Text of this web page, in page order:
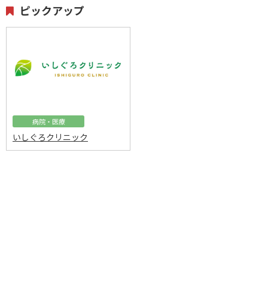
ピックアップ
病院・医療
いしぐろクリニック